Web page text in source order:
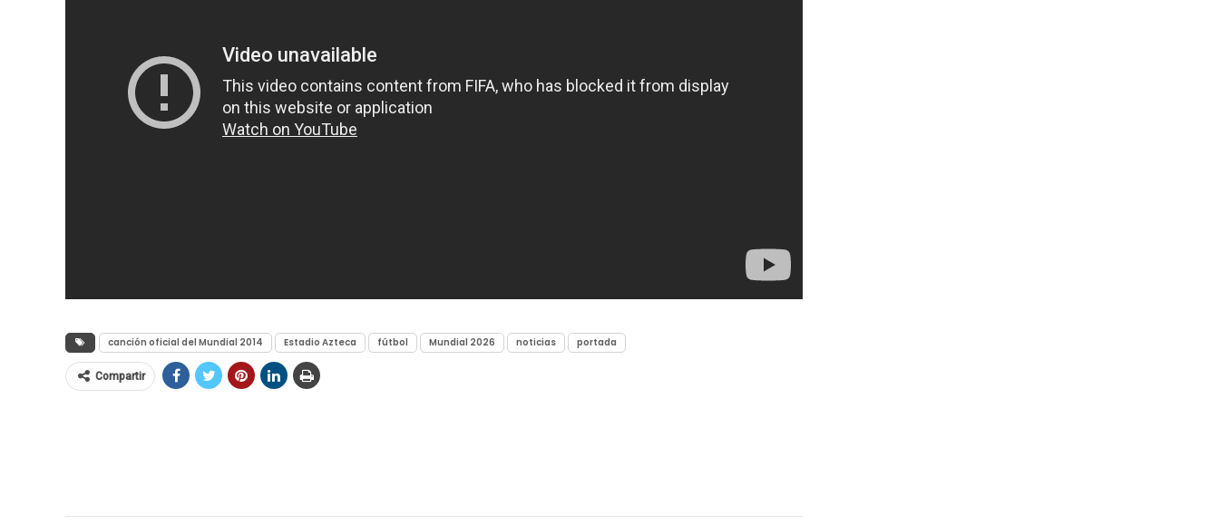
canción oficial del Mundial 2014 Estadio Azteca fútbol Mundial 2026 noticias portada
Compartir